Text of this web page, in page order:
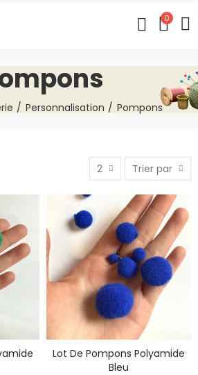
0
Personnalisation Pompons
2 Trier par
Lot De Pompons Polyamide
Bleu